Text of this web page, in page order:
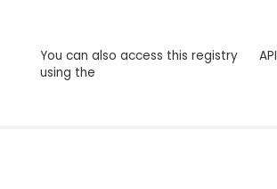
You can also access this registry
using the
API